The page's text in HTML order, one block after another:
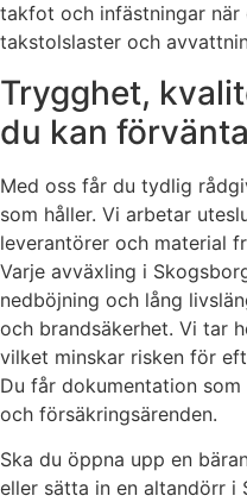
takfot och infästningar när
takstolslaster och
Trygghet,
du kan
Med oss får du tydlig
som håller. Vi arbetar
leverantörer och material
Varje avväxling i
nedböjning och lång
och brandsäkerhet. Vi tar
vilket minskar risken för
Du får dokumentation
och försäkringsärenden.
Ska du öppna upp en
eller sätta in en altandörr